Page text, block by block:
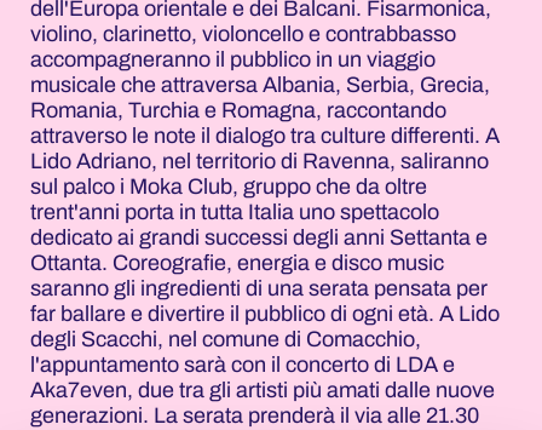
dell'Europa orientale e dei Balcani. Fisarmonica,
violino, clarinetto, violoncello e contrabbasso
accompagneranno il pubblico in un viaggio
musicale che attraversa Albania, Serbia, Grecia,
Romania, Turchia e Romagna, raccontando
attraverso le note il dialogo tra culture differenti. A
Lido Adriano, nel territorio di Ravenna, saliranno
sul palco i Moka Club, gruppo che da oltre
trent'anni porta in tutta Italia uno spettacolo
dedicato ai grandi successi degli anni Settanta e
Ottanta. Coreografie, energia e disco music
saranno gli ingredienti di una serata pensata per
far ballare e divertire il pubblico di ogni età. A Lido
degli Scacchi, nel comune di Comacchio,
l'appuntamento sarà con il concerto di LDA e
Aka7even, due tra gli artisti più amati dalle nuove
generazioni. La serata prenderà il via alle 21.30